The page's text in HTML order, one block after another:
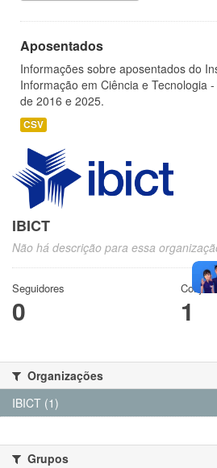
Aposentados
Informações sobre aposentados do
Informação em Ciência e Tecnologia
de 2016 e 2025.
CSV
IBICT
Não há descrição para essa
Seguidores
0 1
Organizações
IBICT (1)
Grupos